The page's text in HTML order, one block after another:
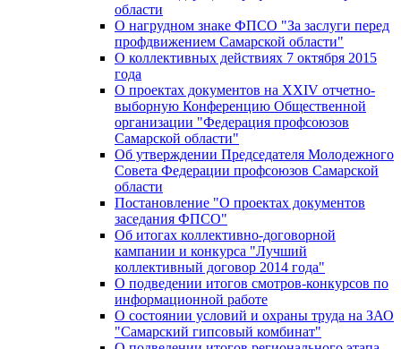
области
О нагрудном знаке ФПСО "За заслуги перед
профдвижением Самарской области"
О коллективных действиях 7 октября 2015
года
О проектах документов на XXIV отчетно-
выборную Конференцию Общественной
организации "Федерация профсоюзов
Самарской области"
Об утверждении Председателя Молодежного
Совета Федерации профсоюзов Самарской
области
Постановление "О проектах документов
заседания ФПСО"
Об итогах коллективно-договорной
кампании и конкурса "Лучший
коллективный договор 2014 года"
О подведении итогов смотров-конкурсов по
информационной работе
О состоянии условий и охраны труда на ЗАО
"Самарский гипсовый комбинат"